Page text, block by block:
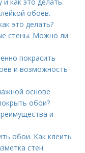
обоев.
это делать?
стены. Можно ли
покрасить
и возможность
основе
обои?
и
обои. Как клеить
стен